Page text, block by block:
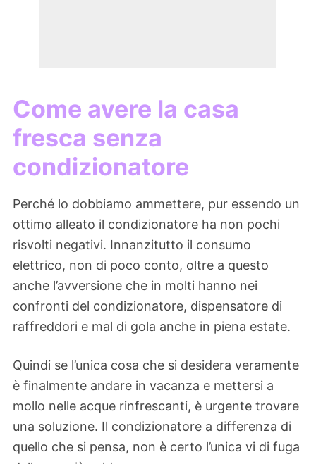
Come avere la casa
fresca senza
condizionatore
Perché lo dobbiamo ammettere, pur essendo un
ottimo alleato il condizionatore ha non pochi
risvolti negativi. Innanzitutto il consumo
elettrico, non di poco conto, oltre a questo
anche l’avversione che in molti hanno nei
confronti del condizionatore, dispensatore di
raffreddori e mal di gola anche in piena estate.
Quindi se l’unica cosa che si desidera veramente
è finalmente andare in vacanza e mettersi a
mollo nelle acque rinfrescanti, è urgente trovare
una soluzione. Il condizionatore a differenza di
quello che si pensa, non è certo l’unica vi di fuga